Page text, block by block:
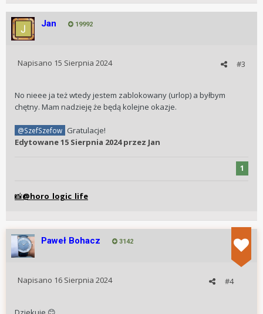
manufakturami. Wisienką na torcie będzie
(już wstępnie umówione na sobotę 31.08)
spotkanie z właśnie Bernhardem Ledererem.
Oczywiście koszt dojazdu i pobytu każdy
Pytanie kto byłby chętny na taki Klubowy
wyjazd?
Warunkiem udziału jest dołączenie do
Stowarzyszenia.
Jan 19992
#3
Napisano 15 Sierpnia 2024
No nieee ja też wtedy jestem zablokowany (urlop) a byłbym
chętny. Mam nadzieję że będą kolejne okazje.
@SzefSzefow Gratulacje!
Edytowane15 Sierpnia 2024przez Jan
1
📸@horo_logic_life
Paweł Bohacz 3142
#4
Napisano 16 Sierpnia 2024